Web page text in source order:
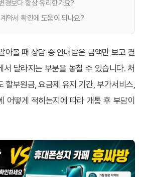
경보다 항상 유리한가요?
약서 확인에 도움이 되나요?
아볼 때 상담 중 안내받은 금액만 보고 결
서 달라지는 부분을 놓칠 수 있습니다. 처
할부원금, 요금제 유지 기간, 부가서비스,
어떻게 적히는지에 따라 개통 후 부담이